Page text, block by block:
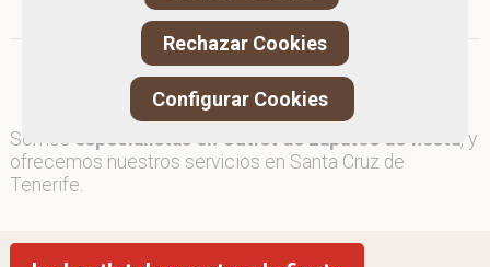
Somos especialistas en Outlet de zapatos de fiesta, y
ofrecemos nuestros servicios en Santa Cruz de
Tenerife.
Rechazar Cookies
Configurar Cookies